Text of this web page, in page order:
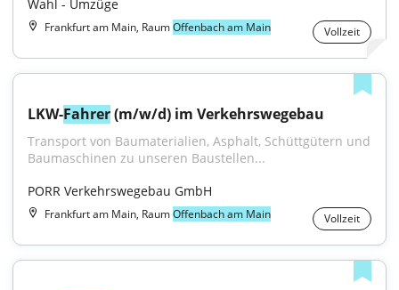
Wahl - Umzüge
Frankfurt am Main, RaumOffenbach am Main Vollzeit
LKW-Fahrer (m/w/d) im Verkehrswegebau
Transport von Baumaterialien, Asphalt, Schüttgütern und
Baumaschinen zu unseren Baustellen...
PORR Verkehrswegebau GmbH
Frankfurt am Main, RaumOffenbach am Main Vollzeit